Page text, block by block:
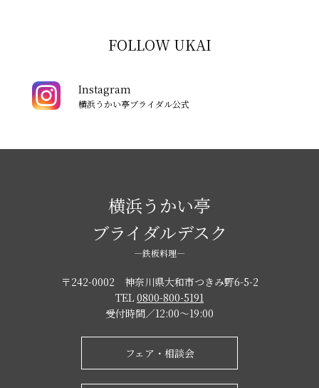
FOLLOW UKAI
Instagram
横浜うかい亭ブライダル公式
横浜うかい亭
ブライダルデスク
―鉄板料理―
〒242-0002 神奈川県大和市つきみ野6-5-2
TEL 0800-800-5191
受付時間／12:00～19:00
フェア・相談会